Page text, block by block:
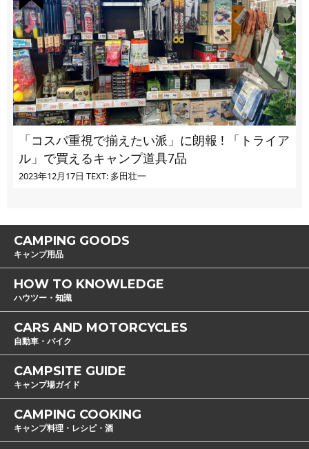
「コスパ重視で揃えたい派」に朗報 ! 「トライア
ル」で買えるキャンプ道具7品
2023年12月17日 TEXT: 多田壮一
CAMPING GOODS
キャンプ用品
HOW TO KNOWLEDGE
ハウツー・知識
CARS AND MOTORCYCLES
自動車・バイク
CAMPSITE GUIDE
キャンプ場ガイド
CAMPING COOKING
キャンプ料理・レシピ・酒